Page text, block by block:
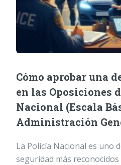
Cómo aprobar una
en las Oposiciones
Nacional (Escala
Administración
La Policía Nacional es uno
seguridad más reconocidos